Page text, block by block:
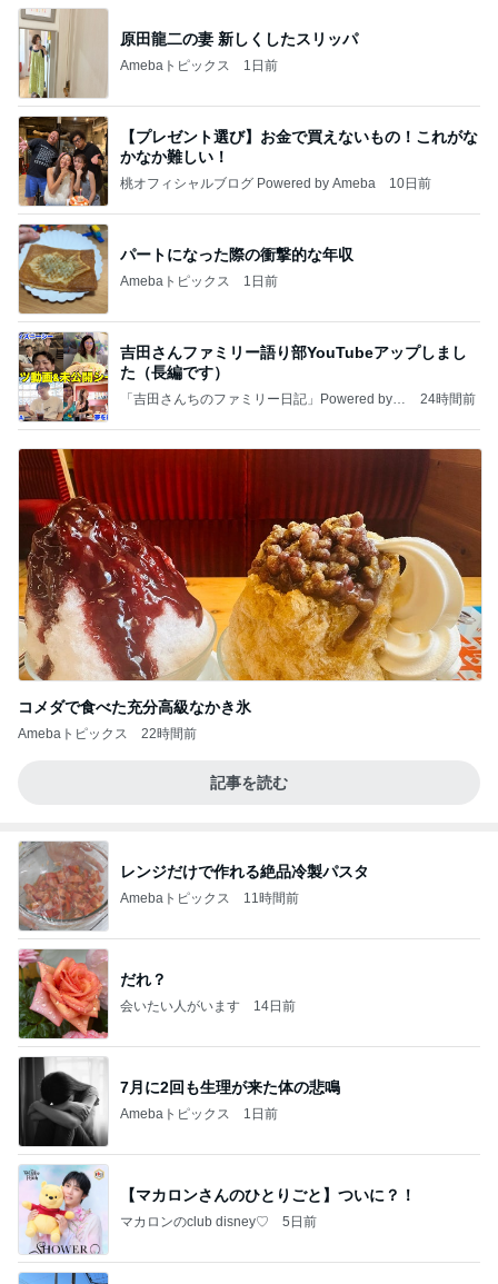
原田龍二の妻 新しくしたスリッパ
Amebaトピックス 1日前
【プレゼント選び】お金で買えないもの！これがな
かなか難しい！
桃オフィシャルブログ Powered by Ameba 10日前
パートになった際の衝撃的な年収
Amebaトピックス 1日前
吉田さんファミリー語り部YouTubeアップしまし
た（長編です）
「吉田さんちのファミリー日記」Powered by A
24時間前
コメダで食べた充分高級なかき氷
Amebaトピックス 22時間前
記事を読む
レンジだけで作れる絶品冷製パスタ
Amebaトピックス 11時間前
だれ？
会いたい人がいます 14日前
7月に2回も生理が来た体の悲鳴
Amebaトピックス 1日前
【マカロンさんのひとりごと】ついに？！
マカロンのclub disney♡ 5日前